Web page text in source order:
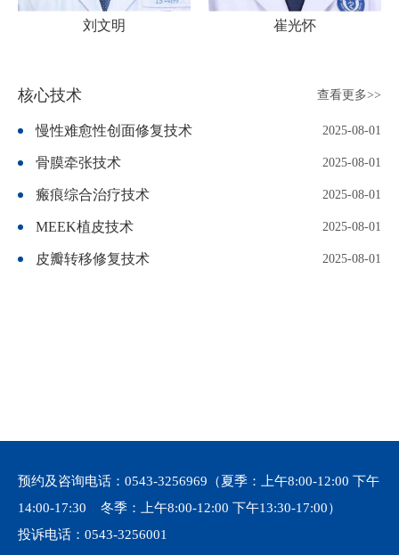
刘文明 崔光怀
核心技术 查看更多>>
慢性难愈性创面修复技术 2025-08-01
骨膜牵张技术 2025-08-01
瘢痕综合治疗技术 2025-08-01
MEEK植皮技术 2025-08-01
皮瓣转移修复技术 2025-08-01
预约及咨询电话： 0543-3256969 （夏季：上午8:00-12:00 下午
14:00-17:30 冬季：上午8:00-12:00 下午13:30-17:00）
投诉电话： 0543-3256001